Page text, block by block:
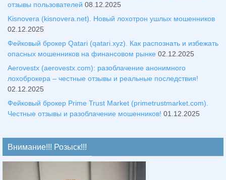
отзывы пользователей 08.12.2025
Kisnovera (kisnovera.net). Новый лохотрон ушлых мошенников
02.12.2025
Фейковый брокер Qatari (qatari.xyz). Как распознать и избежать
опасных мошенников на финансовом рынке 02.12.2025
Aerovestx (aerovestx.com): разоблачение анонимного
лохоброкера – честные отзывы и реальные последствия!
02.12.2025
Фейковый брокер Prime Trust Market (primetrustmarket.com).
Честные отзывы и разоблачение мошенников! 01.12.2025
Внимание!!! Розыск!!!